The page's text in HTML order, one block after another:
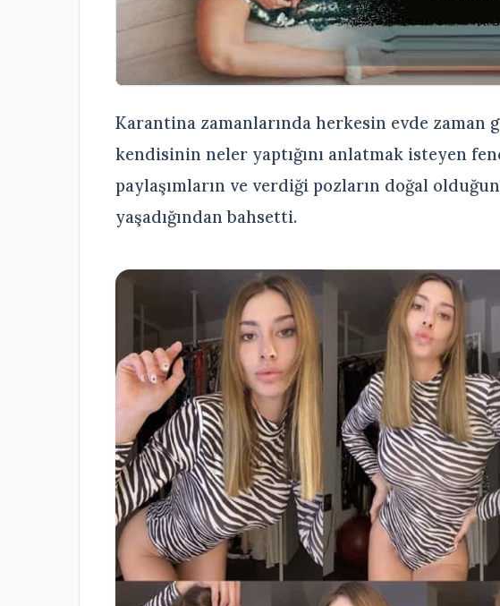
Karantina zamanlarında herkesin evde zaman
kendisinin neler yaptığını anlatmak isteyen
paylaşımların ve verdiği pozların doğal
yaşadığından bahsetti.